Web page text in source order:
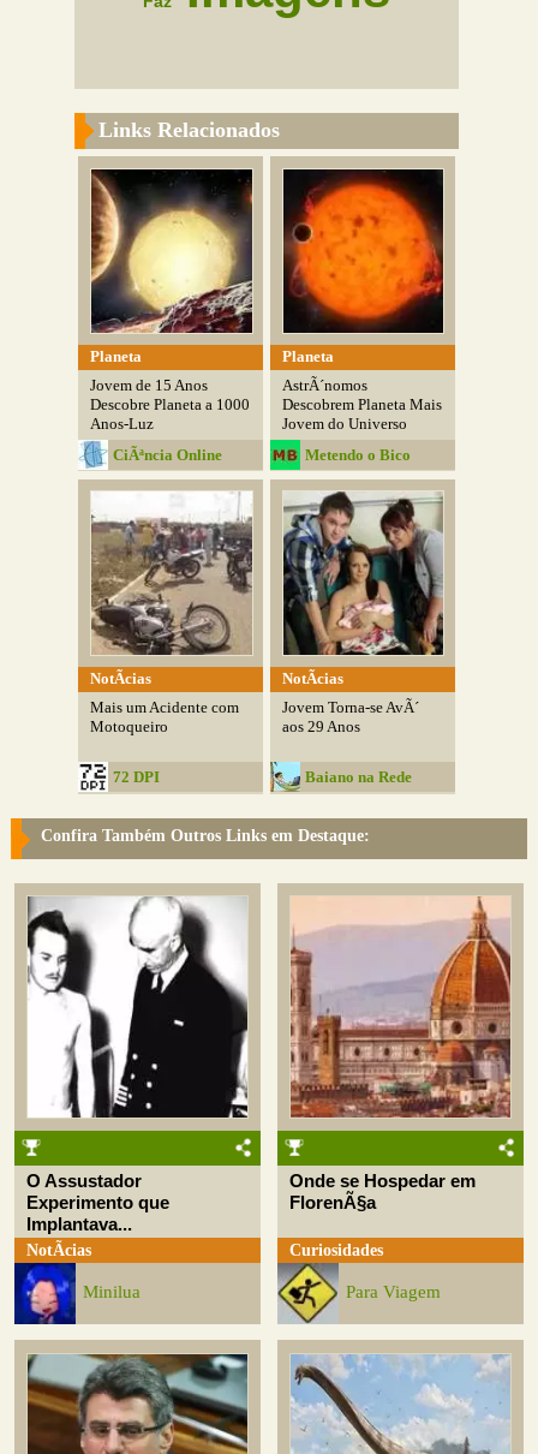
Links Relacionados
Planeta
Jovem de 15 Anos
Descobre Planeta a 1000
Anos-Luz
CiÃªncia Online
Planeta
AstrÃ´nomos
Descobrem Planeta Mais
Jovem do Universo
Metendo o Bico
NotÃ­cias
Mais um Acidente com
Motoqueiro
72 DPI
NotÃ­cias
Jovem Torna-se AvÃ´
aos 29 Anos
Baiano na Rede
Confira Também Outros Links em Destaque:
O Assustador
Experimento que
Implantava...
NotÃ­cias
Minilua
Onde se Hospedar em
FlorenÃ§a
Curiosidades
Para Viagem